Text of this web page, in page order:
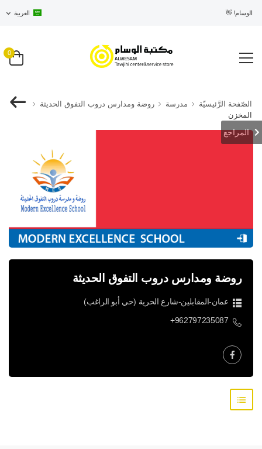
الوسام! 👋 العربية
0
الصّفحة الرَّئيسيّة مدرسة
روضة ومدارس دروب التفوق الحديثة
المخزن
المراجع
روضة ومدارس دروب التفوق الحديثة
عمان-المقابلين-شارع الحرية (حي أبو الراغب)
+962797235087